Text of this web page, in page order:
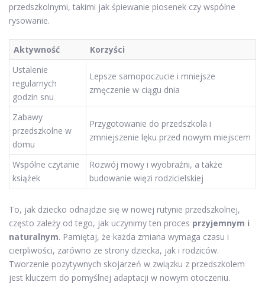
przedszkolnymi, takimi jak śpiewanie piosenek czy wspólne
rysowanie.
Aktywność
Korzyści
Ustalenie
regularnych
godzin snu
Lepsze samopoczucie i mniejsze
zmęczenie w ciągu dnia
Zabawy
przedszkolne w
domu
Przygotowanie do przedszkola i
zmniejszenie lęku przed nowym miejscem
Wspólne czytanie
książek
Rozwój mowy i wyobraźni, a także
budowanie więzi rodzicielskiej
To, jak dziecko odnajdzie się w nowej rutynie przedszkolnej,
często zależy od tego, jak uczynimy ten proces przyjemnym i
naturalnym. Pamiętaj, że każda zmiana wymaga czasu i
cierpliwości, zarówno ze strony dziecka, jak i rodziców.
Tworzenie pozytywnych skojarzeń w związku z przedszkolem
jest kluczem do pomyślnej adaptacji w nowym otoczeniu.